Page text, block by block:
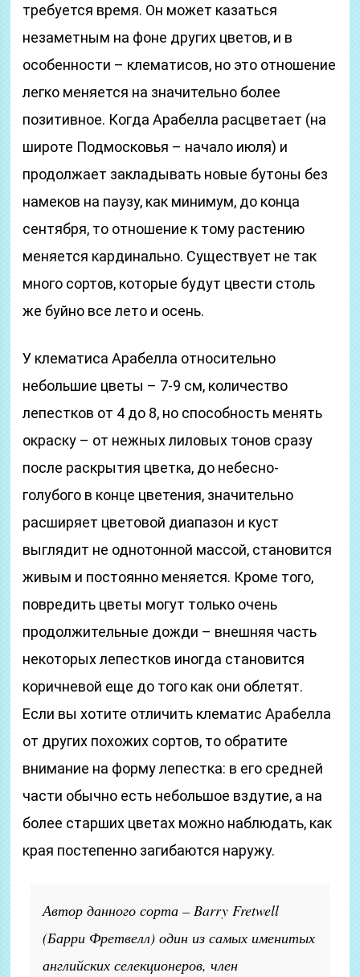
требуется время. Он может казаться
незаметным на фоне других цветов, и в
особенности – клематисов, но это отношение
легко меняется на значительно более
позитивное. Когда Арабелла расцветает (на
широте Подмосковья – начало июля) и
продолжает закладывать новые бутоны без
намеков на паузу, как минимум, до конца
сентября, то отношение к тому растению
меняется кардинально. Существует не так
много сортов, которые будут цвести столь
же буйно все лето и осень.
У клематиса Арабелла относительно
небольшие цветы – 7-9 см, количество
лепестков от 4 до 8, но способность менять
окраску – от нежных лиловых тонов сразу
после раскрытия цветка, до небесно-
голубого в конце цветения, значительно
расширяет цветовой диапазон и куст
выглядит не однотонной массой, становится
живым и постоянно меняется. Кроме того,
повредить цветы могут только очень
продолжительные дожди – внешняя часть
некоторых лепестков иногда становится
коричневой еще до того как они облетят.
Если вы хотите отличить клематис Арабелла
от других похожих сортов, то обратите
внимание на форму лепестка: в его средней
части обычно есть небольшое вздутие, а на
более старших цветах можно наблюдать, как
края постепенно загибаются наружу.
Автор данного сорта – Barry Fretwell
(Барри Фретвелл) один из самых именитых
английских селекционеров, член